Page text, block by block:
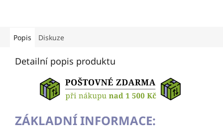
Popis Diskuze
Detailní popis produktu
ZÁKLADNÍ INFORMACE: